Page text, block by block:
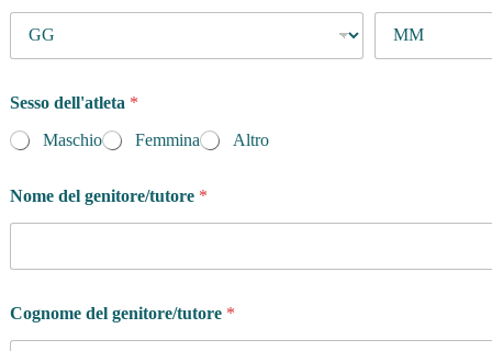
Sesso dell'atleta *
Maschio
Femmina Altro
Nome del genitore/tutore *
Cognome del genitore/tutore *